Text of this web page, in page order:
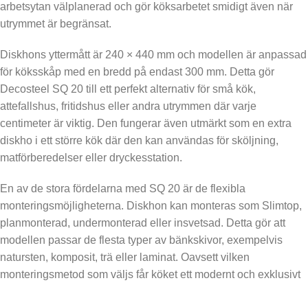
arbetsytan välplanerad och gör köksarbetet smidigt även när
utrymmet är begränsat.
Diskhons yttermått är 240 × 440 mm och modellen är anpassad
för köksskåp med en bredd på endast 300 mm. Detta gör
Decosteel SQ 20 till ett perfekt alternativ för små kök,
attefallshus, fritidshus eller andra utrymmen där varje
centimeter är viktig. Den fungerar även utmärkt som en extra
diskho i ett större kök där den kan användas för sköljning,
matförberedelser eller dryckesstation.
En av de stora fördelarna med SQ 20 är de flexibla
monteringsmöjligheterna. Diskhon kan monteras som Slimtop,
planmonterad, undermonterad eller insvetsad. Detta gör att
modellen passar de flesta typer av bänkskivor, exempelvis
natursten, komposit, trä eller laminat. Oavsett vilken
monteringsmetod som väljs får köket ett modernt och exklusivt